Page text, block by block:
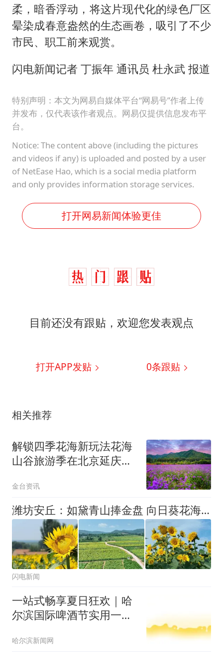
柔，暗香浮动，将这片现代化的绿色厂区
晕染成春意盎然的生态画卷，吸引了不少
市民、职工前来观赏。
闪电新闻记者 丁振年 通讯员 杜永武 报道
特别声明：本文为网易自媒体平台“网易号”作者上传
并发布，仅代表该作者观点。网易仅提供信息发布平
台。
Notice: The content above (including the pictures
and videos if any) is uploaded and posted by a user
of NetEase Hao, which is a social media platform
and only provides information storage services.
打开网易新闻体验更佳
目前还没有跟贴，欢迎您发表观点
打开APP发贴 0条跟贴
相关推荐
解锁四季花海新玩法花海
山谷旅游季在北京延庆启
金台资讯
潍坊安丘：如黛青山捧金盘 向日葵花海迎客来
闪电新闻
一站式畅享夏日狂欢｜哈
尔滨国际啤酒节实用一日
哈尔滨新闻网